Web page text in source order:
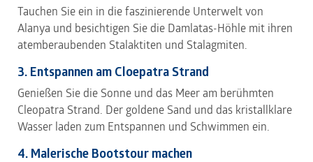
Tauchen Sie ein in die faszinierende Unterwelt von
Alanya und besichtigen Sie die Damlatas-Höhle mit ihren
atemberaubenden Stalaktiten und Stalagmiten.
3. Entspannen am Cloepatra Strand
Genießen Sie die Sonne und das Meer am berühmten
Cleopatra Strand. Der goldene Sand und das kristallklare
Wasser laden zum Entspannen und Schwimmen ein.
4. Malerische Bootstour machen